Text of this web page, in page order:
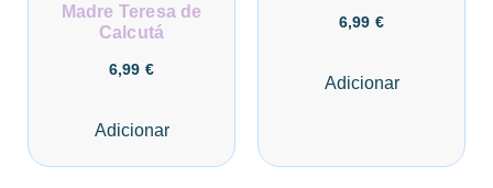
Madre Teresa de
Calcutá
6,99 €
Adicionar
6,99 €
Adicionar